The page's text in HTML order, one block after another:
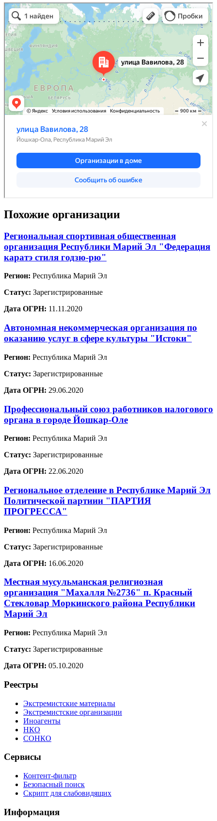
Похожие организации
Региональная спортивная общественная
организация Республики Марий Эл "Федерация
каратэ стиля годзю-рю"
Регион: Республика Марий Эл
Статус: Зарегистрированные
Дата ОГРН: 11.11.2020
Автономная некоммерческая организация по
оказанию услуг в сфере культуры "Истоки"
Регион: Республика Марий Эл
Статус: Зарегистрированные
Дата ОГРН: 29.06.2020
Профессиональный союз работников налогового
органа в городе Йошкар-Оле
Регион: Республика Марий Эл
Статус: Зарегистрированные
Дата ОГРН: 22.06.2020
Региональное отделение в Республике Марий Эл
Политической партиии "ПАРТИЯ
ПРОГРЕССА"
Регион: Республика Марий Эл
Статус: Зарегистрированные
Дата ОГРН: 16.06.2020
Местная мусульманская религиозная
организация "Махалля №2736" п. Красный
Стекловар Моркинского района Республики
Марий Эл
Регион: Республика Марий Эл
Статус: Зарегистрированные
Дата ОГРН: 05.10.2020
Реестры
Экстремистские материалы
Экстремистские организации
Иноагенты
НКО
СОНКО
Сервисы
Контент-фильтр
Безопасный поиск
Скрипт для слабовидящих
Информация